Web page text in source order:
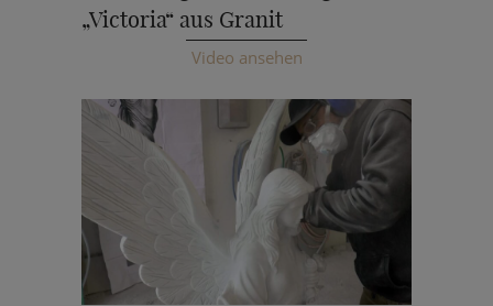
„Victoria“ aus Granit
Video ansehen